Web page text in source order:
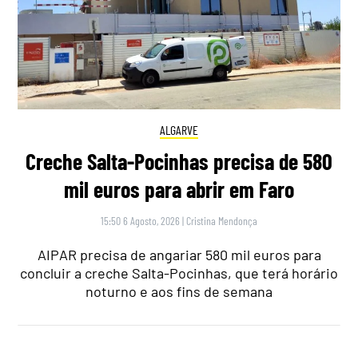
ALGARVE
Creche Salta-Pocinhas precisa de 580
mil euros para abrir em Faro
15:50 6 Agosto, 2026 | Cristina Mendonça
AIPAR precisa de angariar 580 mil euros para
concluir a creche Salta-Pocinhas, que terá horário
noturno e aos fins de semana